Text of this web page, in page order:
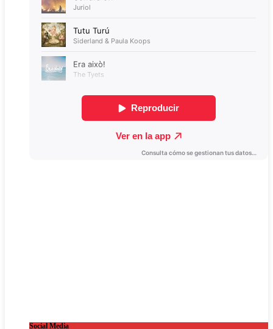
Social Media